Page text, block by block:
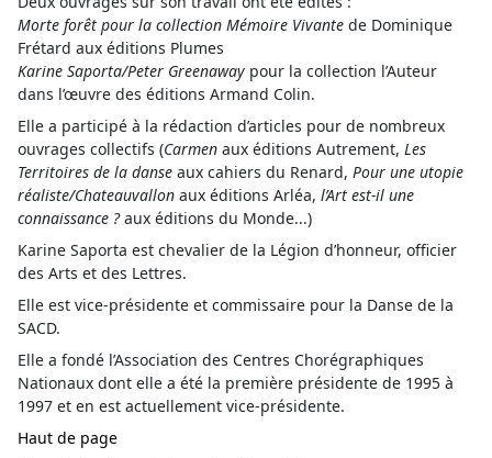
Morte forêt pour la collection Mémoire Vivante de Dominique
Frétard aux éditions Plumes
Karine Saporta/Peter Greenaway pour la collection l’Auteur
dans l’œuvre des éditions Armand Colin.
Elle a participé à la rédaction d’articles pour de nombreux
ouvrages collectifs (Carmen aux éditions Autrement, Les
Territoires de la danse aux cahiers du Renard, Pour une utopie
réaliste/Chateauvallon aux éditions Arléa, l’Art est-il une
connaissance ?aux éditions du Monde...)
Karine Saporta est chevalier de la Légion d’honneur, officier
des Arts et des Lettres.
Elle est vice-présidente et commissaire pour la Danse de la
SACD.
Elle a fondé l’Association des Centres Chorégraphiques
Nationaux dont elle a été la première présidente de 1995 à
1997 et en est actuellement vice-présidente.
Haut de page